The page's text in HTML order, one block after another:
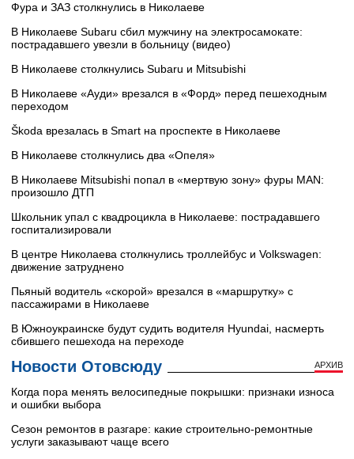
Фура и ЗАЗ столкнулись в Николаеве
В Николаеве Subaru сбил мужчину на электросамокате:
пострадавшего увезли в больницу (видео)
В Николаеве столкнулись Subaru и Mitsubishi
В Николаеве «Ауди» врезался в «Форд» перед пешеходным
переходом
Škoda врезалась в Smart на проспекте в Николаеве
В Николаеве столкнулись два «Опеля»
В Николаеве Mitsubishi попал в «мертвую зону» фуры MAN:
произошло ДТП
Школьник упал с квадроцикла в Николаеве: пострадавшего
госпитализировали
В центре Николаева столкнулись троллейбус и Volkswagen:
движение затруднено
Пьяный водитель «скорой» врезался в «маршрутку» с
пассажирами в Николаеве
В Южноукраинске будут судить водителя Hyundai, насмерть
сбившего пешехода на переходе
Новости Отовсюду АРХИВ
Когда пора менять велосипедные покрышки: признаки износа
и ошибки выбора
Сезон ремонтов в разгаре: какие строительно-ремонтные
услуги заказывают чаще всего